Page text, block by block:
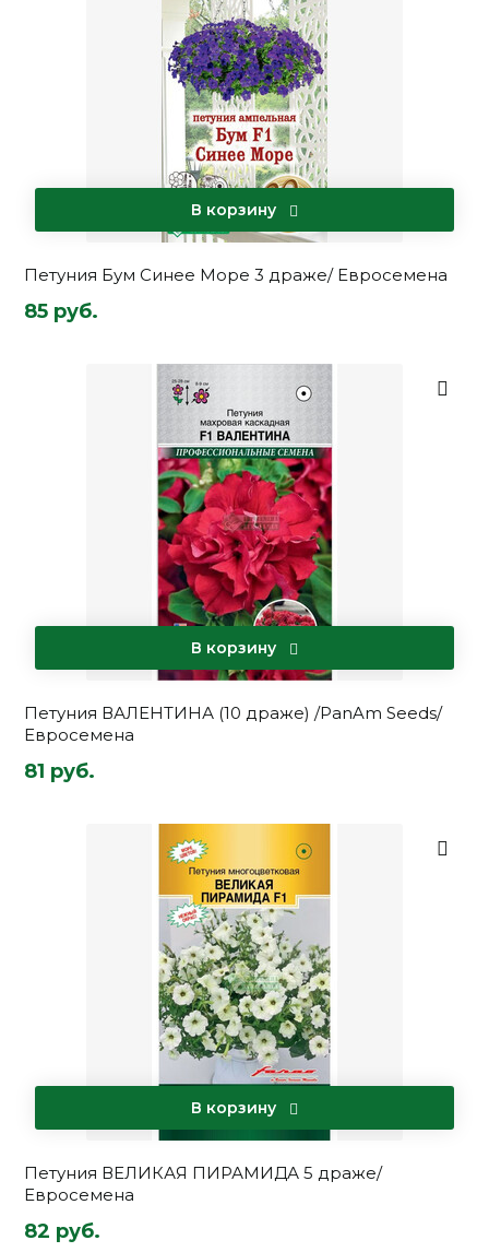
В корзину
Петуния Бум Синее Море 3 драже/ Евросемена
85 руб.
В корзину
Петуния ВАЛЕНТИНА (10 драже) /PanAm Seeds/
Евросемена
81 руб.
В корзину
Петуния ВЕЛИКАЯ ПИРАМИДА 5 драже/
Евросемена
82 руб.